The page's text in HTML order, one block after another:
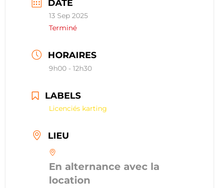
DATE
13 Sep 2025
Terminé
HORAIRES
9h00 - 12h30
LABELS
Licenciés karting
LIEU
En alternance avec la
location